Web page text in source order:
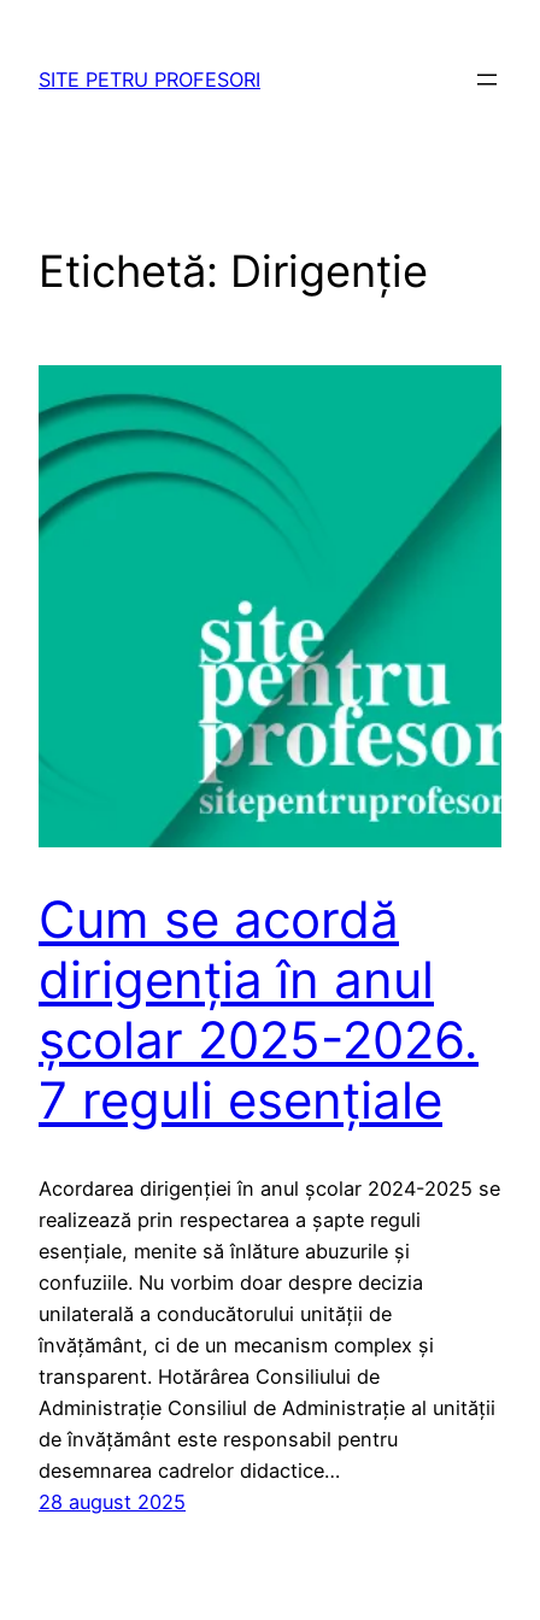
conținut
SITE PETRU PROFESORI
Etichetă: Dirigenție
Cum se acordă
dirigenția în anul
școlar 2025-2026.
7 reguli esențiale
Acordarea dirigenției în anul școlar 2024-2025 se
realizează prin respectarea a șapte reguli
esențiale, menite să înlăture abuzurile și
confuziile. Nu vorbim doar despre decizia
unilaterală a conducătorului unității de
învățământ, ci de un mecanism complex și
transparent. Hotărârea Consiliului de
Administrație Consiliul de Administrație al unității
de învățământ este responsabil pentru
desemnarea cadrelor didactice…
28 august 2025